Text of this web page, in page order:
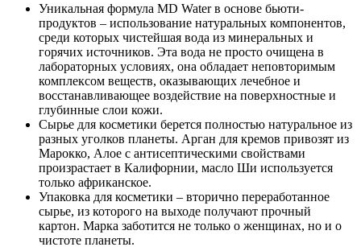
Уникальная формула MD Water в основе бьюти-
продуктов – использование натуральных компонентов,
среди которых чистейшая вода из минеральных и
горячих источников. Эта вода не просто очищена в
лабораторных условиях, она обладает неповторимым
комплексом веществ, оказывающих лечебное и
восстанавливающее воздействие на поверхностные и
глубинные слои кожи.
Сырье для косметики берется полностью натуральное из
разных уголков планеты. Арган для кремов привозят из
Марокко, Алое с антисептическими свойствами
произрастает в Калифорнии, масло Ши используется
только африканское.
Упаковка для косметики – вторично переработанное
сырье, из которого на выходе получают прочный
картон. Марка заботится не только о женщинах, но и о
чистоте планеты.